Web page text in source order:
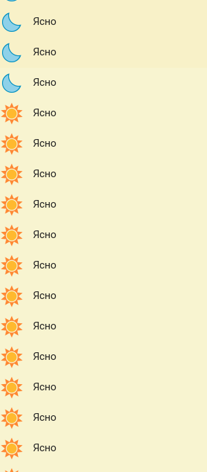
Ясно
Ясно
Ясно
Ясно
Ясно
Ясно
Ясно
Ясно
Ясно
Ясно
Ясно
Ясно
Ясно
Ясно
Ясно